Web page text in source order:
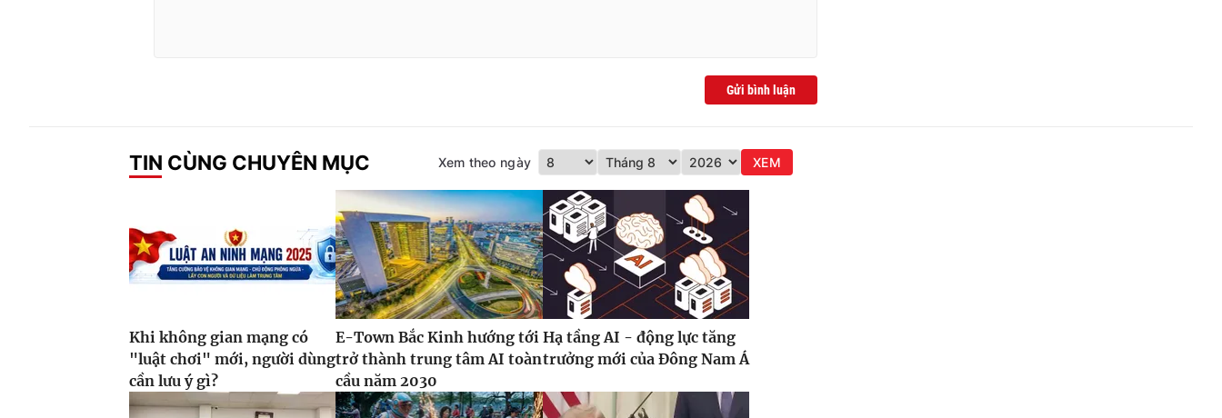
Gửi bình luận
TIN CÙNG CHUYÊN MỤC Xem theo ngày XEM
Khi không gian mạng có
"luật chơi" mới, người dùng
cần lưu ý gì?
E-Town Bắc Kinh hướng tới
trở thành trung tâm AI toàn
cầu năm 2030
Hạ tầng AI - động lực tăng
trưởng mới của Đông Nam Á